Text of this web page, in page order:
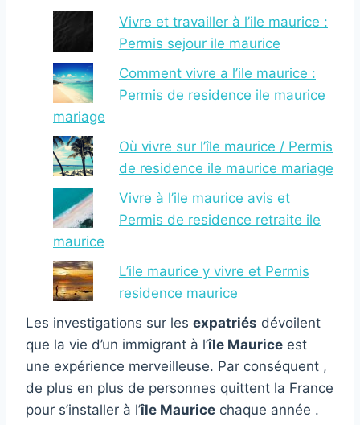
Vivre et travailler à l’ile maurice :
Permis sejour ile maurice
Comment vivre a l’ile maurice :
Permis de residence ile maurice
mariage
Où vivre sur l’île maurice / Permis
de residence ile maurice mariage
Vivre à l’ile maurice avis et
Permis de residence retraite ile
maurice
L’ile maurice y vivre et Permis
residence maurice
Les investigations sur les expatriés dévoilent
que la vie d’un immigrant à l’île Maurice est
une expérience merveilleuse. Par conséquent ,
de plus en plus de personnes quittent la France
pour s’installer à l’île Maurice chaque année .